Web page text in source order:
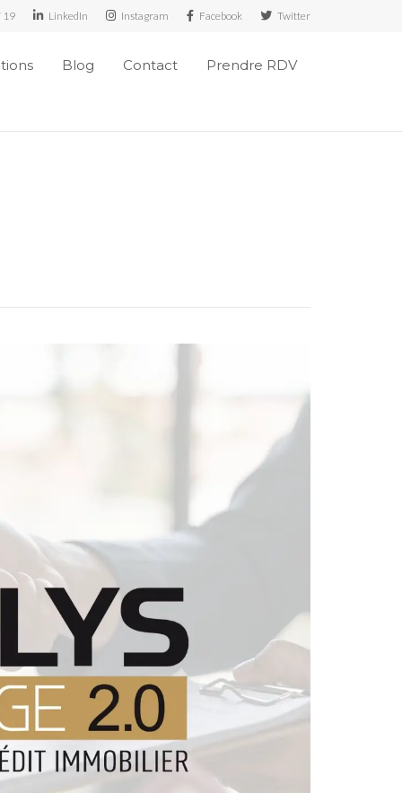
19 LinkedIn Instagram Facebook Twitter
Blog Contact Prendre RDV